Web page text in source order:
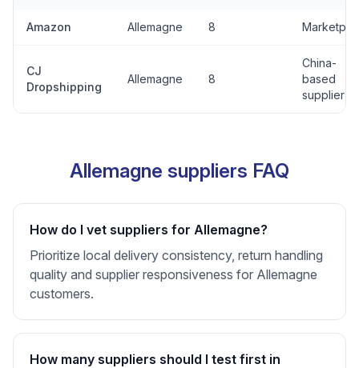
Amazon Allemagne 8
CJ
Dropshipping
Allemagne 8
China-
based
supplier
Allemagne suppliers FAQ
How do I vet suppliers for Allemagne?
Prioritize local delivery consistency, return handling
quality and supplier responsiveness for Allemagne
customers.
How many suppliers should I test first in